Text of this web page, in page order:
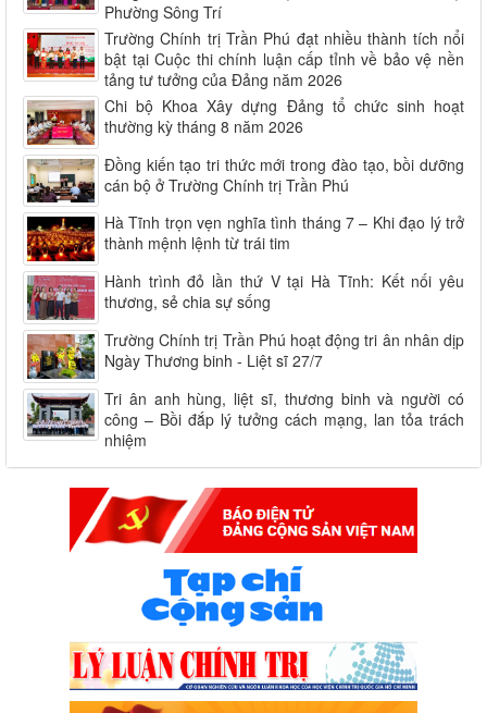
Phường Sông Trí
Trường Chính trị Trần Phú đạt nhiều thành tích nổi
bật tại Cuộc thi chính luận cấp tỉnh về bảo vệ nền
tảng tư tưởng của Đảng năm 2026
Chi bộ Khoa Xây dựng Đảng tổ chức sinh hoạt
thường kỳ tháng 8 năm 2026
Đồng kiến tạo tri thức mới trong đào tạo, bồi dưỡng
cán bộ ở Trường Chính trị Trần Phú
Hà Tĩnh trọn vẹn nghĩa tình tháng 7 – Khi đạo lý trở
thành mệnh lệnh từ trái tim
Hành trình đỏ lần thứ V tại Hà Tĩnh: Kết nối yêu
thương, sẻ chia sự sống
Trường Chính trị Trần Phú hoạt động tri ân nhân dịp
Ngày Thương binh - Liệt sĩ 27/7
Tri ân anh hùng, liệt sĩ, thương binh và người có
công – Bồi đắp lý tưởng cách mạng, lan tỏa trách
nhiệm